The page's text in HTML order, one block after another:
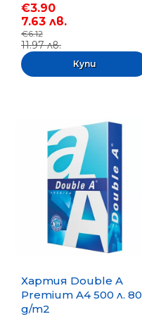
€3.90
7.63 лв.
€6.12
11.97 лв.
Хартия Double A
Premium A4 500 л. 80
g/m2